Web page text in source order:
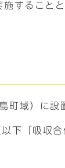
ることと
域）に設
下「吸収